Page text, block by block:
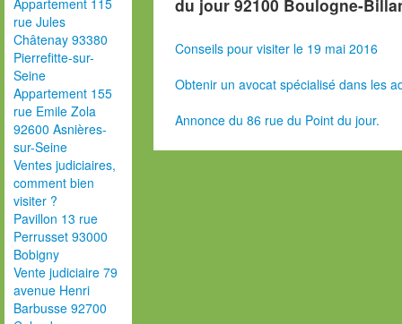
Appartement 115
rue Jules
Châtenay 93380
Pierrefitte-sur-
Seine
Appartement 155
rue Emile Zola
92600 Asnières-
sur-Seine
Ventes judiciaires,
comment bien
visiter ?
Pavillon 13 rue
Perrusset 93000
Bobigny
Vente judiciaire 79
avenue Henri
Barbusse 92700
du jour 92100 Boulogne-
Conseils pour visiter le 19 mai 2016
Obtenir un avocat spécialisé dans les
Annonce du 86 rue du Point du jour.